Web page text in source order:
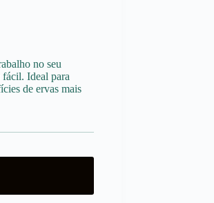
no seu
fácil. Ideal para
de ervas mais